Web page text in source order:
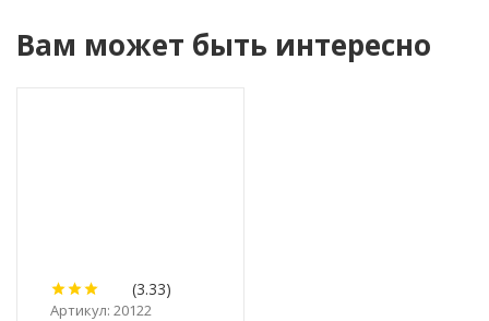
Вам может быть интересно
(3.33)
Артикул: 20122